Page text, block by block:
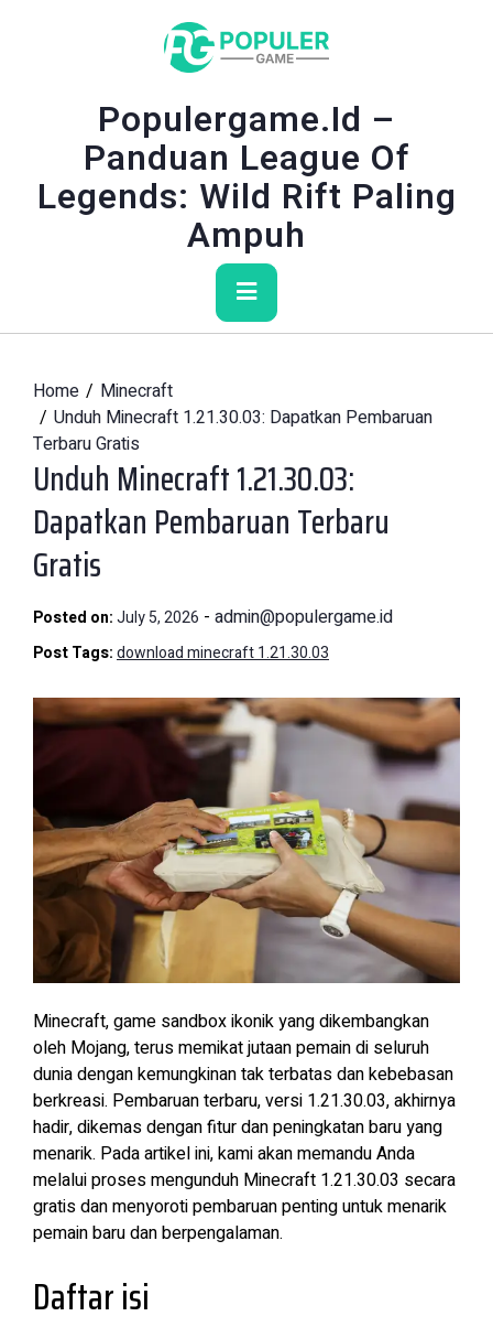
Populergame.id –
Panduan League Of
Legends: Wild Rift Paling
Ampuh
Primary
Menu
Home
Minecraft
Unduh Minecraft 1.21.30.03: Dapatkan Pembaruan
Terbaru Gratis
Unduh Minecraft 1.21.30.03:
Dapatkan Pembaruan Terbaru
Gratis
Posted on:July 5, 2026 - admin@populergame.id
Post Tags:download minecraft 1.21.30.03
Minecraft, game sandbox ikonik yang dikembangkan
oleh Mojang, terus memikat jutaan pemain di seluruh
dunia dengan kemungkinan tak terbatas dan kebebasan
berkreasi. Pembaruan terbaru, versi 1.21.30.03, akhirnya
hadir, dikemas dengan fitur dan peningkatan baru yang
menarik. Pada artikel ini, kami akan memandu Anda
melalui proses mengunduh Minecraft 1.21.30.03 secara
gratis dan menyoroti pembaruan penting untuk menarik
pemain baru dan berpengalaman.
Daftar isi